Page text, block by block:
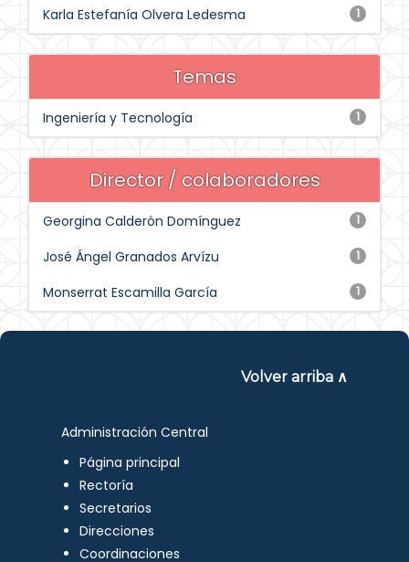
1
Karla Estefanía Olvera Ledesma
Temas
1
Ingeniería y Tecnología
Director / colaboradores
1
Georgina Calderón Domínguez
1
José Ángel Granados Arvízu
1
Monserrat Escamilla García
Volver arriba ∧
Administración Central
Página principal
Rectoría
Secretarios
Direcciones
Coordinaciones